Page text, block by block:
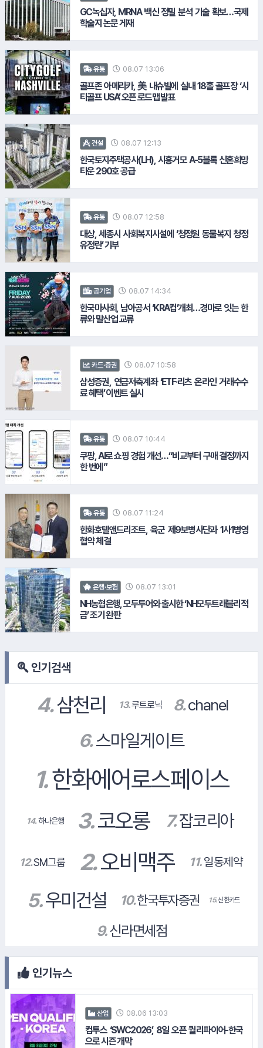
GC녹십자, MRNA 백신 정밀 분석 기술 확보…국제
학술지 논문 게재
유통 08.07 13:06
골프존 아메리카, 美 내슈빌에 실내 18홀 골프장 ‘시
티골프 USA’ 오픈 로드맵 발표
건설 08.07 12:13
한국토지주택공사(LH), 시흥거모 A-5블록 신혼희망
타운 290호 공급
유통 08.07 12:58
대상, 세종시 사회복지시설에 ‘청정원 동물복지 청정
유정란’ 기부
공기업 08.07 14:34
한국마사회, 남아공서 ‘KRA컵’개최…경마로 잇는 한
류와 말산업 교류
카드·증권 08.07 10:58
삼성증권, 연금저축계좌 ‘ETF·리츠 온라인 거래수수
료 혜택’ 이벤트 실시
유통 08.07 10:44
쿠팡, AI로 쇼핑 경험 개선…“비교부터 구매 결정까지
한 번에”
유통 08.07 11:24
한화호텔앤드리조트, 육군 제9보병사단과 1사1병영
협약 체결
은행·보험 08.07 13:01
NH농협은행, 모두투어와 출시한 ‘NH모두트래블리적
금’ 조기 완판
인기검색
13.루트로닉
14.하나은행
12.SM그룹
인기뉴스
산업 08.06 13:03
컴투스 ‘SWC2026’, 8일 오픈 퀄리파이어-한국
으로 시즌 개막
#NH농협생명
#녹십자
#LH공사
#현대해상화재보험
#NH농협은행
#이디야커피
#한국서부발전
#대상
#한화리조트
#대우건설